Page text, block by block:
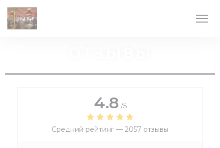
4.8 /5
Средний рейтинг — 2057 отзывы